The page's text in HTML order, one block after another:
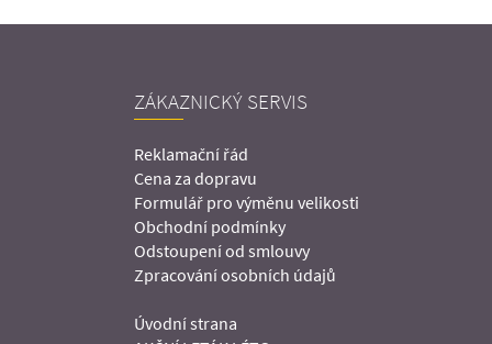
ZÁKAZNICKÝ SERVIS
Reklamační řád
Cena za dopravu
Formulář pro výměnu velikosti
Obchodní podmínky
Odstoupení od smlouvy
Zpracování osobních údajů
Úvodní strana